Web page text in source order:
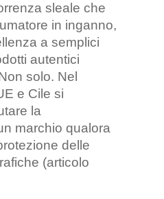
sleale che
in inganno,
a semplici
autentici
solo. Nel
e Cile si
la
marchio qualora
delle
(articolo